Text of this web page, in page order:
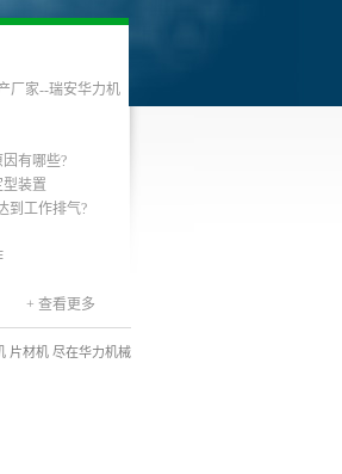
厂家--瑞安华力机
有哪些?
装置
到工作排气?
+ 查看更多
片材机 尽在华力机械